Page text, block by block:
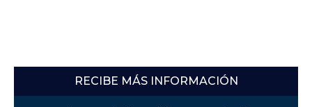
RECIBE MÁS INFORMACIÓN